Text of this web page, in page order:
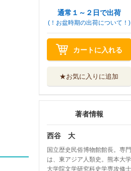
通常１～２日で出荷
(！お盆時期の出荷について！)
カートに入れる
★お気に入りに追加
著者情報
西谷 大
国立歴史民俗博物館館長。専門
は、東アジア人類史。熊本大学
大学院文学研究科史学専攻修士